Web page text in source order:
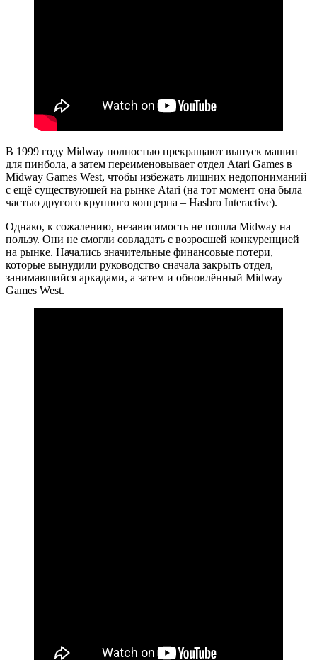
В 1999 году Midway полностью прекращают выпуск машин
для пинбола, а затем переименовывает отдел Atari Games в
Midway Games West, чтобы избежать лишних недопониманий
с ещё существующей на рынке Atari (на тот момент она была
частью другого крупного концерна – Hasbro Interactive).
Однако, к сожалению, независимость не пошла Midway на
пользу. Они не смогли совладать с возросшей конкуренцией
на рынке. Начались значительные финансовые потери,
которые вынудили руководство сначала закрыть отдел,
занимавшийся аркадами, а затем и обновлённый Midway
Games West.